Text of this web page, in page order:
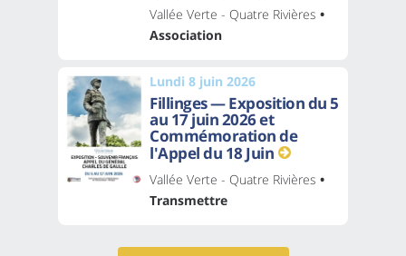
Vallée Verte - Quatre Rivières •
Association
Lundi 8 juin 2026
Fillinges — Exposition du 5
au 17 juin 2026 et
Commémoration de
l'Appel du 18 Juin
Vallée Verte - Quatre Rivières •
Transmettre